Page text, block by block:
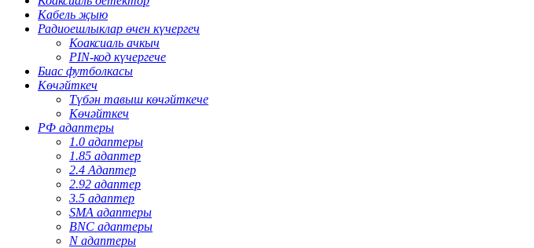
Кабель җыю
Радиоешлыклар өчен күчергеч
Коаксиаль ачкыч
PIN-код күчергече
Биас футболкасы
Көчәйткеч
Түбән тавыш көчәйткече
Көчәйткеч
РФ адаптеры
1.0 адаптеры
1.85 адаптер
2.4 Адаптер
2.92 адаптер
3.5 адаптер
SMA адаптеры
BNC адаптеры
N адаптеры